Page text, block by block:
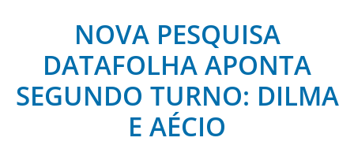
NOVA PESQUISA
DATAFOLHA APONTA
SEGUNDO TURNO: DILMA
E AÉCIO